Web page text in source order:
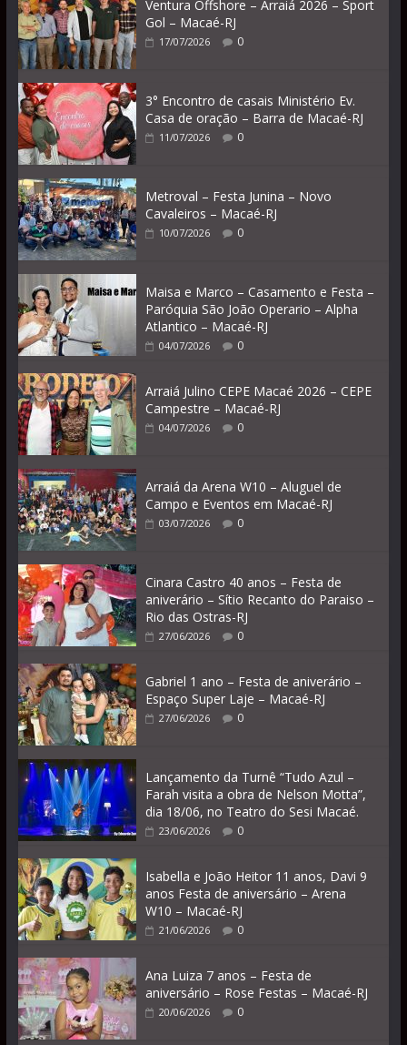
Ventura Offshore – Arraiá 2026 – Sport
Gol – Macaé-RJ
17/07/2026 0
3° Encontro de casais Ministério Ev.
Casa de oração – Barra de Macaé-RJ
11/07/2026 0
Metroval – Festa Junina – Novo
Cavaleiros – Macaé-RJ
10/07/2026 0
Maisa e Marco – Casamento e Festa –
Paróquia São João Operario – Alpha
Atlantico – Macaé-RJ
04/07/2026 0
Arraiá Julino CEPE Macaé 2026 – CEPE
Campestre – Macaé-RJ
04/07/2026 0
Arraiá da Arena W10 – Aluguel de
Campo e Eventos em Macaé-RJ
03/07/2026 0
Cinara Castro 40 anos – Festa de
aniverário – Sítio Recanto do Paraiso –
Rio das Ostras-RJ
27/06/2026 0
Gabriel 1 ano – Festa de aniverário –
Espaço Super Laje – Macaé-RJ
27/06/2026 0
Lançamento da Turnê “Tudo Azul –
Farah visita a obra de Nelson Motta”,
dia 18/06, no Teatro do Sesi Macaé.
23/06/2026 0
Isabella e João Heitor 11 anos, Davi 9
anos Festa de aniversário – Arena
W10 – Macaé-RJ
21/06/2026 0
Ana Luiza 7 anos – Festa de
aniversário – Rose Festas – Macaé-RJ
20/06/2026 0